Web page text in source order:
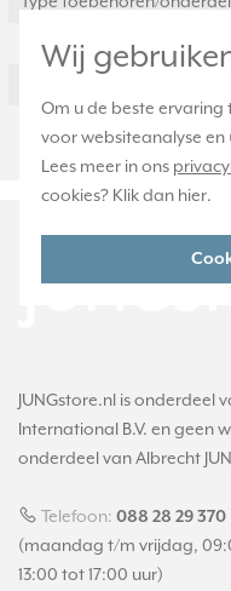
Wij
Om u de beste ervaring
voor websiteanalyse
Lees meer in ons
cookies? Klik dan hier.
Toebehoren
JUNGstore.nl is onderdeel
International B.V. en geen
onderdeel van Albrecht
Telefoon: 088 28 29 370
(maandag t/m vrijdag,
13:00 tot 17:00 uur)